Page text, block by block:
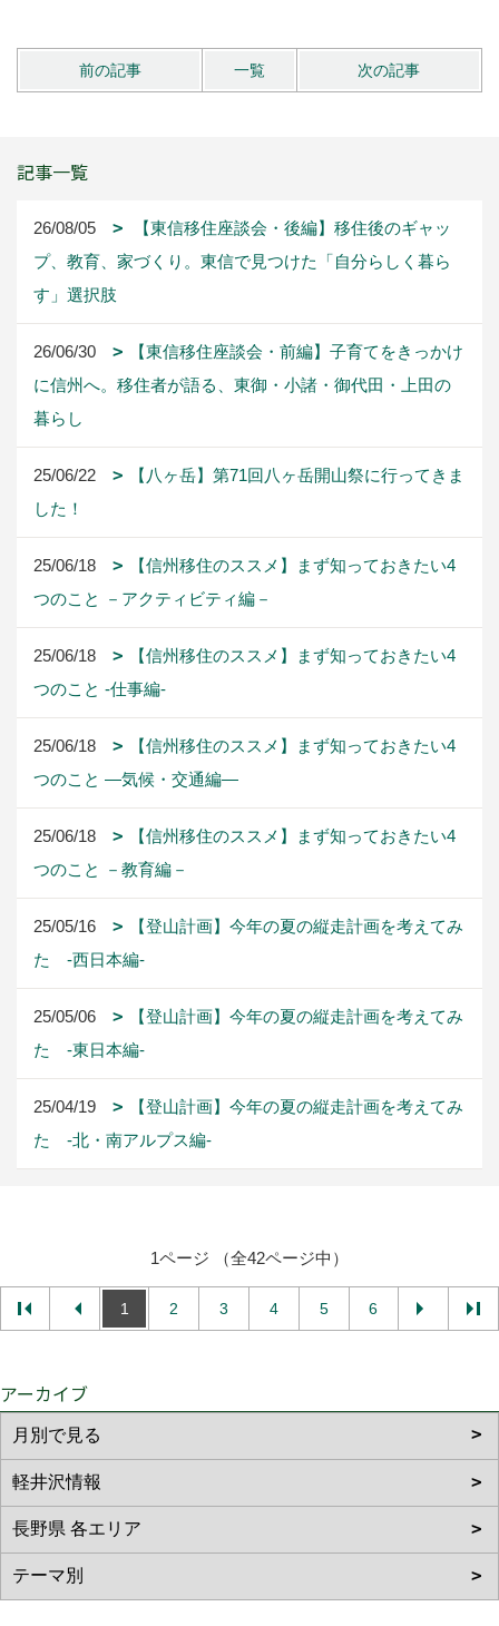
前の記事 一覧 次の記事
記事一覧
26/08/05
【東信移住座談会・後編】移住後のギャッ
プ、教育、家づくり。東信で見つけた「自分らしく暮ら
す」選択肢
26/06/30
【東信移住座談会・前編】子育てをきっかけ
に信州へ。移住者が語る、東御・小諸・御代田・上田の
暮らし
25/06/22
【八ヶ岳】第71回八ヶ岳開山祭に行ってきま
した！
25/06/18
【信州移住のススメ】まず知っておきたい4
つのこと －アクティビティ編－
25/06/18
【信州移住のススメ】まず知っておきたい4
つのこと -仕事編-
25/06/18
【信州移住のススメ】まず知っておきたい4
つのこと ―気候・交通編―
25/06/18
【信州移住のススメ】まず知っておきたい4
つのこと －教育編－
25/05/16
【登山計画】今年の夏の縦走計画を考えてみ
た -西日本編-
25/05/06
【登山計画】今年の夏の縦走計画を考えてみ
た -東日本編-
25/04/19
【登山計画】今年の夏の縦走計画を考えてみ
た -北・南アルプス編-
1ページ （全42ページ中）
1 2 3 4 5 6
アーカイブ